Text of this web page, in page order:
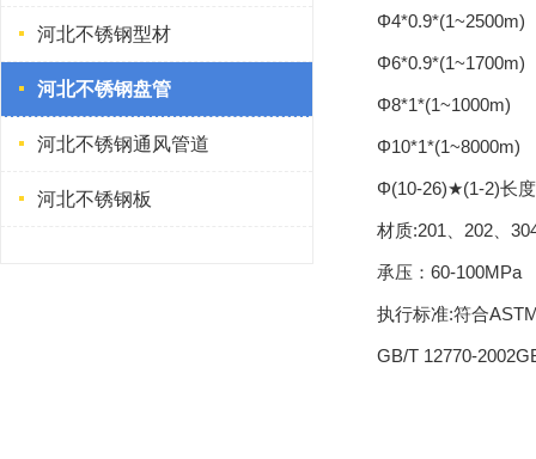
河北不锈钢型材
河北不锈钢盘管
河北不锈钢通风管道
河北不锈钢板
Φ4*0.9*(1~2500m)
Φ6*0.9*(1~1700m)
Φ8*1*(1~1000m)
Φ10*1*(1~8000m)
Φ(10-26)★(1-2)长
材质:201、202、
承压：60-100MPa
执行标准:符合
GB/T 12770-